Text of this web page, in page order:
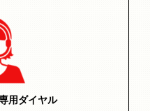
用ダイヤル